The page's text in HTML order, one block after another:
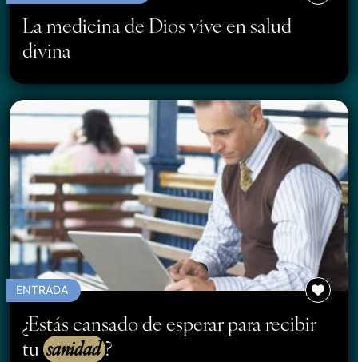
La medicina de Dios vive en salud
divina
ENTRADA
¿Estás cansado de esperar para recibir
tu sanidad ?